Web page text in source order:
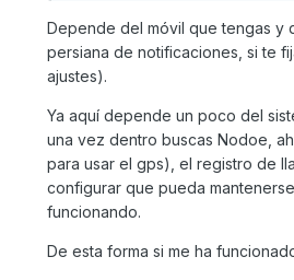
Depende del móvil que tengas y
persiana de notificaciones, si te
ajustes).
Ya aquí depende un poco del
una vez dentro buscas Nodoe,
para usar el gps), el registro de
configurar que pueda
funcionando.
De esta forma si me ha